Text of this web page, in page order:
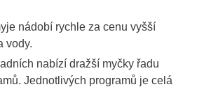
nádobí rychle za cenu vyšší
vody.
nabízí dražší myčky řadu
Jednotlivých programů je celá